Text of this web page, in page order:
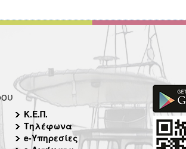
Κ.Ε.Π.
Τηλέφωνα
e-Υπηρεσίες